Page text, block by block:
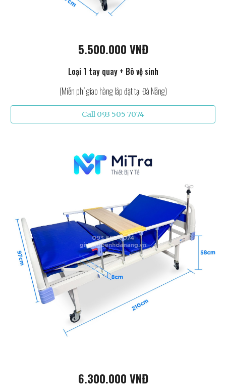
5.500.000 VNĐ
Loại 1 tay quay + Bô vệ sinh
(Miễn phí giao hàng lắp đặt tại Đà Nẵng)
Call 093 505 7074
6.300.000 VNĐ